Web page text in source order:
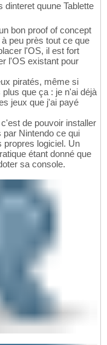
quune Tablette
bon proof of concept
peu près tout ce que
l'OS, il est fort
l'OS existant pour
piratés, même si
que ça : je n'ai déjà
jeux que j'ai payé
de pouvoir installer
Nintendo ce qui
propres logiciel. Un
étant donné que
sa console.